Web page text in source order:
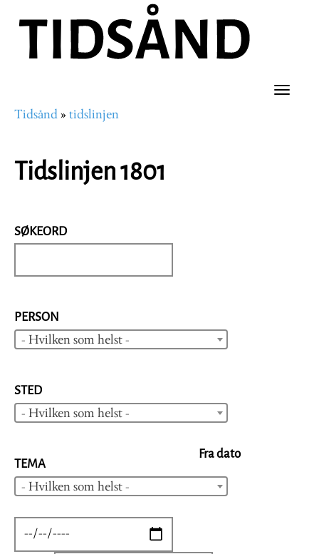
hovedinnhold
Toggle
Navigasjonssti
Tidsånd tidslinjen
Tidslinjen 1801
SØKEORD
PERSON
- Hvilken som helst -
STED
- Hvilken som helst -
TEMA
- Hvilken som helst -
Fra dato
DATE